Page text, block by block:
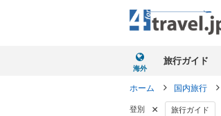
海外
旅行ガイド
ホーム 国内旅行
登別 × 旅行ガイド